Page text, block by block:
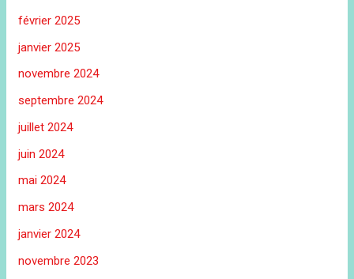
février 2025
janvier 2025
novembre 2024
septembre 2024
juillet 2024
juin 2024
mai 2024
mars 2024
janvier 2024
novembre 2023